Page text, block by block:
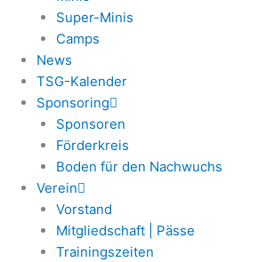
Super-Minis
Camps
News
TSG-Kalender
Sponsoring
Sponsoren
Förderkreis
Boden für den Nachwuchs
Verein
Vorstand
Mitgliedschaft | Pässe
Trainingszeiten